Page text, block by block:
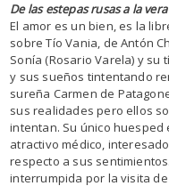
De las estepas rusas a la
El amor es un bien, es la
sobre Tío Vania, de Antón
Sonía (Rosario Varela) y su
y sus sueños tintentando
sureña Carmen de
sus realidades pero ellos
intentan. Su único huesped
atractivo médico,
respecto a sus
interrumpida por la visita